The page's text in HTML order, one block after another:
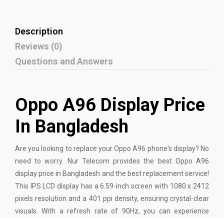
Description
Reviews (0)
Questions and Answers
Oppo A96 Display Price
In Bangladesh
Are you looking to replace your Oppo A96 phone's display? No
need to worry. Nur Telecom provides the best Oppo A96
display price in Bangladesh and the best replacement service!
This IPS LCD display has a 6.59-inch screen with 1080 x 2412
pixels resolution and a 401 ppi density, ensuring crystal-clear
visuals. With a refresh rate of 90Hz, you can experience